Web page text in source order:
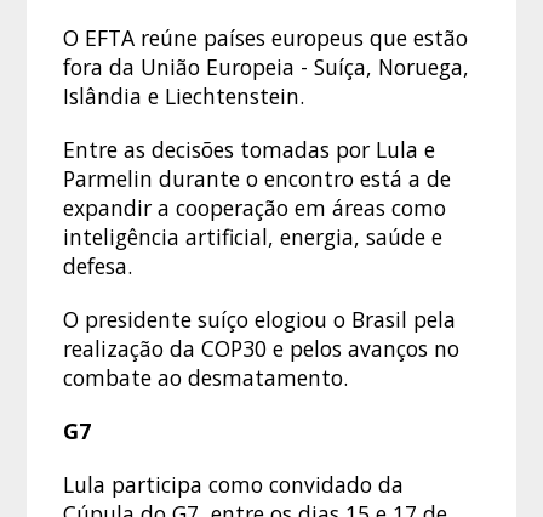
O EFTA reúne países europeus que estão
fora da União Europeia - Suíça, Noruega,
Islândia e Liechtenstein.
Entre as decisões tomadas por Lula e
Parmelin durante o encontro está a de
expandir a cooperação em áreas como
inteligência artificial, energia, saúde e
defesa.
O presidente suíço elogiou o Brasil pela
realização da COP30 e pelos avanços no
combate ao desmatamento.
G7
Lula participa como convidado da